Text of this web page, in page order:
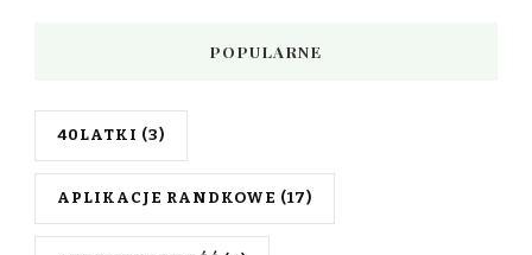
POPULARNE
40LATKI (3)
APLIKACJE RANDKOWE (17)